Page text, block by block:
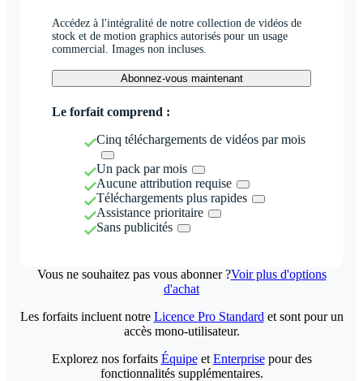
Accédez à l'intégralité de notre collection de vidéos de
stock et de motion graphics autorisés pour un usage
commercial. Images non incluses.
Abonnez-vous maintenant
Le forfait comprend :
Cinq téléchargements de vidéos par mois
Un pack par mois
Aucune attribution requise
Téléchargements plus rapides
Assistance prioritaire
Sans publicités
Vous ne souhaitez pas vous abonner ?Voir plus d'options
d'achat
Les forfaits incluent notre Licence Pro Standard et sont pour un
accès mono-utilisateur.
Explorez nos forfaits Équipeet Enterprisepour des
fonctionnalités supplémentaires.